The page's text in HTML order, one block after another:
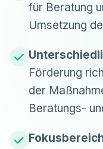
für Beratung
Umsetzung
Förderung
der
Beratungs-